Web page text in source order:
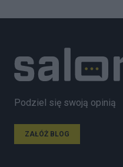
Podziel się swoją opinią
ZAŁÓŻ BLOG